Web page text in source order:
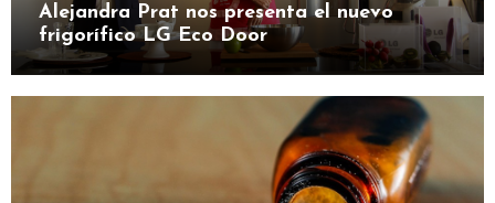
Alejandra Prat nos presenta el nuevo
frigorífico LG Eco Door